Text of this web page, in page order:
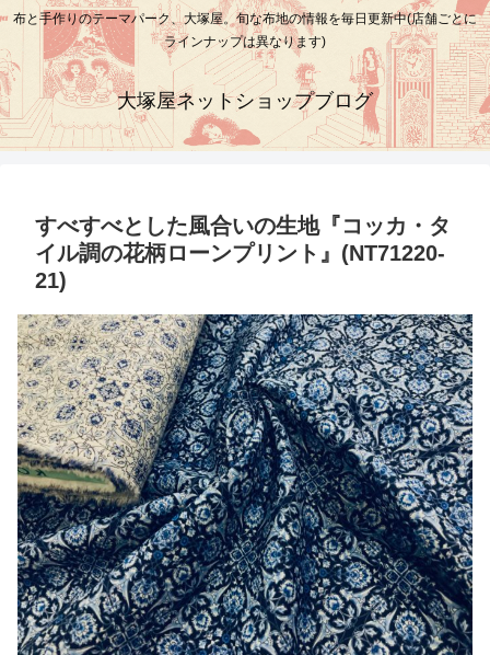
布と手作りのテーマパーク、大塚屋。旬な布地の情報を毎日更新中(店舗ごとに
ラインナップは異なります)
大塚屋ネットショップブログ
すべすべとした風合いの生地『コッカ・タ
イル調の花柄ローンプリント』(NT71220-
21)